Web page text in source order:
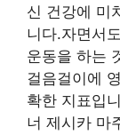
신 건강에 미
니다.자면서
운동을 하는
걸음걸이에
확한 지표입
너 제시카 마